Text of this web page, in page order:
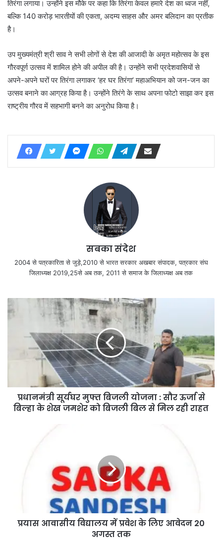
तिरंगा लगाया। उन्होंने इस मौके पर कहा कि तिरंगा केवल हमारे देश का ध्वज नहीं,
बल्कि 140 करोड़ भारतीयों की एकता, अदम्य साहस और अमर बलिदान का प्रतीक
है।
उप मुख्यमंत्री श्री साव ने सभी लोगों से देश की आजादी के अमृत महोत्सव के इस
गौरवपूर्ण उत्सव में शामिल होने की अपील की है। उन्होंने सभी प्रदेशवासियों से
अपने-अपने घरों पर तिरंगा लगाकर ‘हर घर तिरंगा’ महाअभियान को जन-जन का
उत्सव बनाने का आग्रह किया है। उन्होंने तिरंगे के साथ अपना फोटो साझा कर इस
राष्ट्रीय गौरव में सहभागी बनने का अनुरोध किया है।
सबका संदेश
2004 से पत्रकारिता से जुड़े,2010 से भारत सरकार अखबार संपादक, पत्रकार संघ
जिलाध्यक्ष 2019,25से अब तक, 2011 से समाज के जिलाध्यक्ष अब तक
प्रधानमंत्री सूर्यघर मुफ्त बिजली योजना : सौर ऊर्जा से
बिल्हा के शेख जमशेर को बिजली बिल से मिल रही राहत
प्रयास आवासीय विद्यालय में प्रवेश के लिए आवेदन 20
अगस्त तक